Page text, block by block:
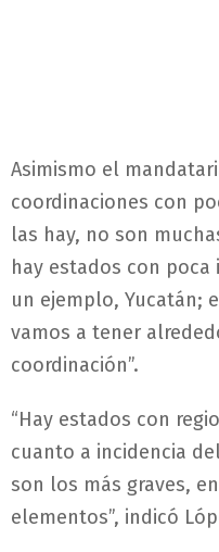
Asimismo el
coordinaciones con
las hay, no son
hay estados con
un ejemplo, Yucatán;
vamos a tener
coordinación”.
“Hay estados con
cuanto a incidencia
son los más graves,
elementos”, indicó